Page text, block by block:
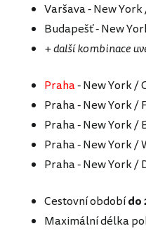
Varšava - New
Budapešť - New
+ další kombinace
Praha- New York /
Praha - New York /
Praha - New York /
Praha - New York /
Praha - New York /
Cestovní obdobído
Maximální délka